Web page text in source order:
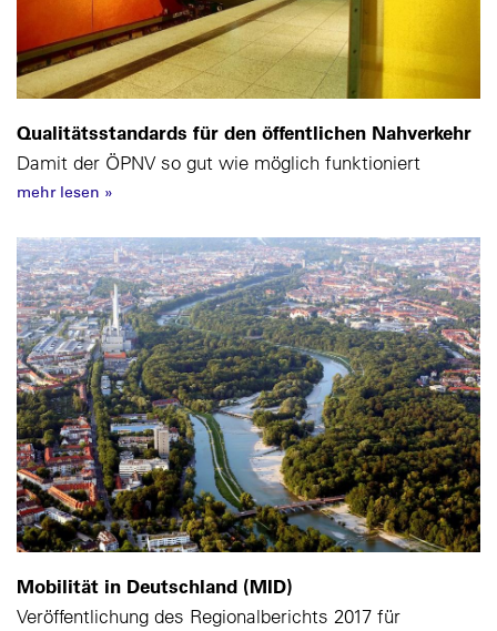
Qualitätsstandards für den öffentlichen Nahverkehr
Damit der ÖPNV so gut wie möglich funktioniert
mehr lesen »
Mobilität in Deutschland (MID)
Veröffentlichung des Regionalberichts 2017 für